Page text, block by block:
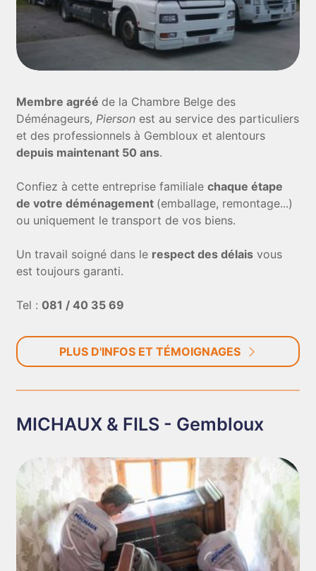
Membre agréé de la Chambre Belge des
Déménageurs, Pierson est au service des particuliers
et des professionnels à Gembloux et alentours
depuis maintenant 50 ans.
Confiez à cette entreprise familialechaque étape
de votre déménagement (emballage, remontage...)
ou uniquement le transport de vos biens.
Un travail soigné dans le respect des délais vous
est toujours garanti.
Tel : 081 / 40 35 69
PLUS D'INFOS ET TÉMOIGNAGES
MICHAUX & FILS - Gembloux